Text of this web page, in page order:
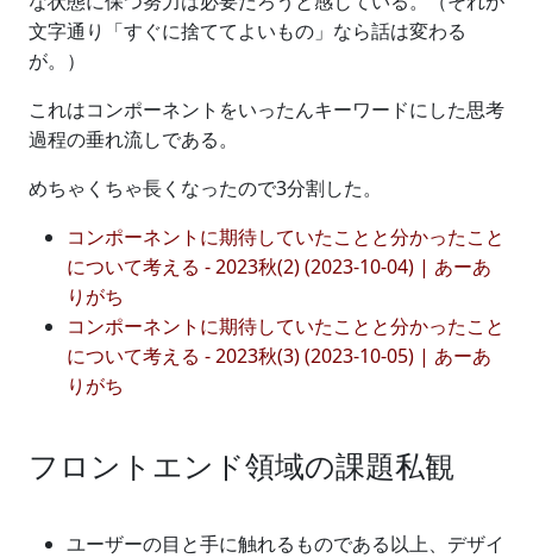
文字通り「すぐに捨ててよいもの」なら話は変わる
が。）
これはコンポーネントをいったんキーワードにした思考
過程の垂れ流しである。
めちゃくちゃ長くなったので3分割した。
コンポーネントに期待していたことと分かったこと
について考える - 2023秋(2) (2023-10-04) | あーあ
りがち
コンポーネントに期待していたことと分かったこと
について考える - 2023秋(3) (2023-10-05) | あーあ
りがち
フロントエンド領域の課題私観
ユーザーの目と手に触れるものである以上、デザイ